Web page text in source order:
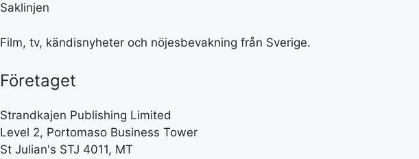
Saklinjen
Film, tv, kändisnyheter och nöjesbevakning från Sverige.
Företaget
Strandkajen Publishing Limited
Level 2, Portomaso Business Tower
St Julian's STJ 4011, MT